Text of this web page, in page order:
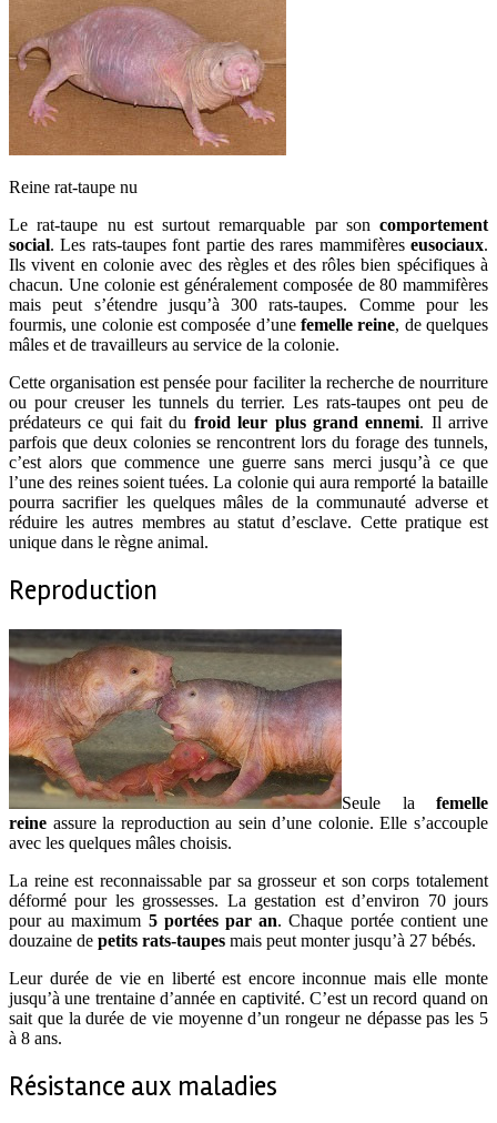
Reine rat-taupe nu
Le rat-taupe nu est surtout remarquable par son comportement
social. Les rats-taupes font partie des rares mammifères eusociaux.
Ils vivent en colonie avec des règles et des rôles bien spécifiques à
chacun. Une colonie est généralement composée de 80 mammifères
mais peut s’étendre jusqu’à 300 rats-taupes. Comme pour les
fourmis, une colonie est composée d’une femelle reine, de quelques
mâles et de travailleurs au service de la colonie.
Cette organisation est pensée pour faciliter la recherche de nourriture
ou pour creuser les tunnels du terrier. Les rats-taupes ont peu de
prédateurs ce qui fait du froid leur plus grand ennemi. Il arrive
parfois que deux colonies se rencontrent lors du forage des tunnels,
c’est alors que commence une guerre sans merci jusqu’à ce que
l’une des reines soient tuées. La colonie qui aura remporté la bataille
pourra sacrifier les quelques mâles de la communauté adverse et
réduire les autres membres au statut d’esclave. Cette pratique est
unique dans le règne animal.
Reproduction
Seule la femelle
reine assure la reproduction au sein d’une colonie. Elle s’accouple
avec les quelques mâles choisis.
La reine est reconnaissable par sa grosseur et son corps totalement
déformé pour les grossesses. La gestation est d’environ 70 jours
pour au maximum 5 portées par an. Chaque portée contient une
douzaine de petits rats-taupes mais peut monter jusqu’à 27 bébés.
Leur durée de vie en liberté est encore inconnue mais elle monte
jusqu’à une trentaine d’année en captivité. C’est un record quand on
sait que la durée de vie moyenne d’un rongeur ne dépasse pas les 5
à 8 ans.
Résistance aux maladies